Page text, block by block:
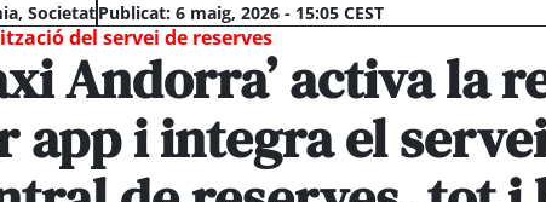
, SocietatPublicat: 6 maig, 2026 - 15:05 CEST
del servei de reserves
Andorra’ activa la
app i integra el